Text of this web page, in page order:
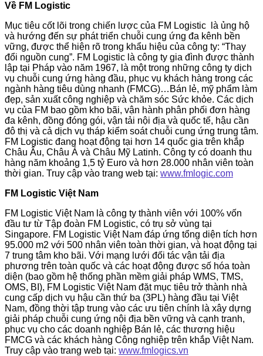
Về FM Logistic
Mục tiêu cốt lõi trong chiến lược của FM Logistic là ủng hộ
và hướng đến sự phát triển chuỗi cung ứng đa kênh bền
vững, được thể hiện rõ trong khẩu hiệu của công ty: “Thay
đổi nguồn cung”. FM Logistic là công ty gia đình được thành
lập tại Pháp vào năm 1967, là một trong những công ty dịch
vụ chuỗi cung ứng hàng đầu, phục vụ khách hàng trong các
ngành hàng tiêu dùng nhanh (FMCG)…Bán lẻ, mỹ phẩm làm
đẹp, sản xuất công nghiệp và chăm sóc Sức khỏe. Các dịch
vụ của FM bao gồm kho bãi, vận hành phân phối đơn hàng
đa kênh, đồng đóng gói, vận tải nội địa và quốc tế, hậu cần
đô thị và cả dịch vụ tháp kiểm soát chuỗi cung ứng trung tâm.
FM Logistic đang hoạt động tại hơn 14 quốc gia trên khắp
Châu Âu, Châu Á và Châu Mỹ Latinh. Công ty có doanh thu
hàng năm khoảng 1,5 tỷ Euro và hơn 28.000 nhân viên toàn
thời gian. Truy cập vào trang web tại: www.fmlogic.com
FM Logistic Việt Nam
FM Logistic Việt Nam là công ty thành viên với 100% vốn
đầu tư từ Tập đoàn FM Logistic, có trụ sở vùng tại
Singapore. FM Logistic Việt Nam đáp ứng tổng diện tích hơn
95.000 m2 với 500 nhân viên toàn thời gian, và hoạt động tại
7 trung tâm kho bãi. Với mạng lưới đối tác vận tải địa
phương trên toàn quốc và các hoạt động được số hóa toàn
diện (bao gồm hệ thống phần mềm giải pháp WMS, TMS,
OMS, BI), FM Logistic Việt Nam đặt mục tiêu trở thành nhà
cung cấp dịch vụ hậu cần thứ ba (3PL) hàng đầu tại Việt
Nam, đồng thời tập trung vào các ưu tiên chính là xây dựng
giải pháp chuỗi cung ứng nội địa bền vững và cạnh tranh,
phục vụ cho các doanh nghiệp Bán lẻ, các thương hiệu
FMCG và các khách hàng Công nghiệp trên khắp Việt Nam.
Truy cập vào trang web tại: www.fmlogics.vn